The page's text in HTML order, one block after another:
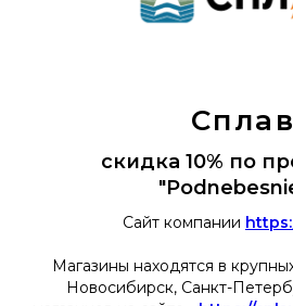
Сплав
скидка 10% по
Сайт компании
Магазины находятся в
Новосибирск, Санкт-